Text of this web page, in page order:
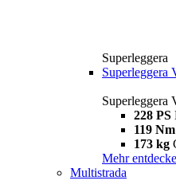
Superleggera
Superleggera
Superleggera
228 PS
119 Nm
173 kg
Mehr
Multistrada